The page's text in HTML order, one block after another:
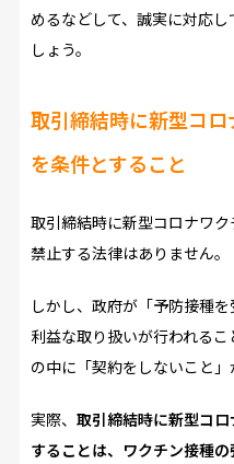
めるなどして、誠実に対応
しょう。
取引締結時に新型コ
を条件とすること
取引締結時に新型コロナワ
禁止する法律はありません。
しかし、政府が「予防接種
利益な取り扱いが行われる
の中に「契約をしないこと」
実際、 取引締結時に新型コ
することは、ワクチン接種